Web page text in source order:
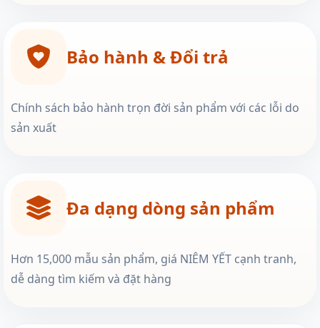
Bảo hành & Đổi trả
Chính sách bảo hành trọn đời sản phẩm với các lỗi do
sản xuất
Đa dạng dòng sản phẩm
Hơn 15,000 mẫu sản phẩm, giá NIÊM YẾT cạnh tranh,
dễ dàng tìm kiếm và đặt hàng